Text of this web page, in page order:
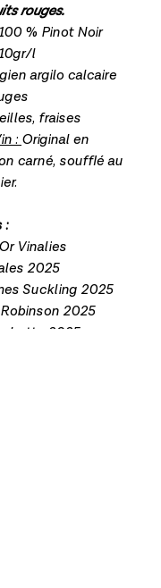
rouges.
% Pinot Noir
l
argilo calcaire
fraises
: Original en
carné, soufflé au
:
Vinalies
2025
Suckling 2025
2025
2025